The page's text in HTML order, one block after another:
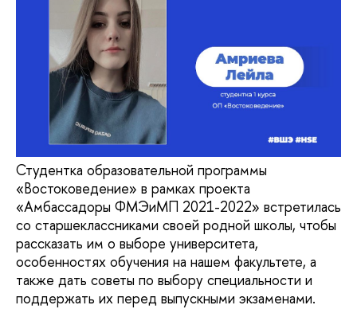
Студентка образовательной программы
«Востоковедение» в рамках проекта
«Амбассадоры ФМЭиМП 2021-2022» встретилась
со старшеклассниками своей родной школы, чтобы
рассказать им о выборе университета,
особенностях обучения на нашем факультете, а
также дать советы по выбору специальности и
поддержать их перед выпускными экзаменами.